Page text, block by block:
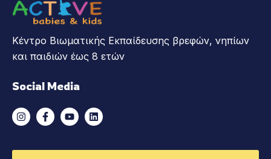
Κέντρο Βιωματικής Εκπαίδευσης βρεφών, νηπίων
και παιδιών έως 8 ετών
Social Media